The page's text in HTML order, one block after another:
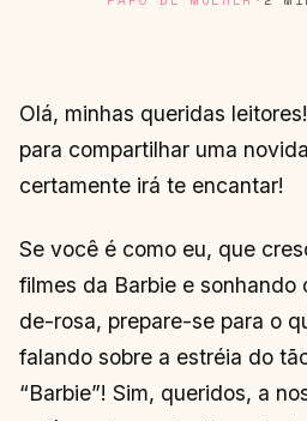
Olá, minhas queridas
para compartilhar uma
certamente irá te encantar!
Se você é como eu, que
filmes da Barbie e sonhando
de-rosa, prepare-se para o
falando sobre a estréia do
“Barbie”! Sim, queridos, a